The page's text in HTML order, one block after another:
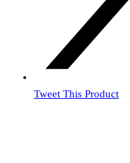
Tweet This Product